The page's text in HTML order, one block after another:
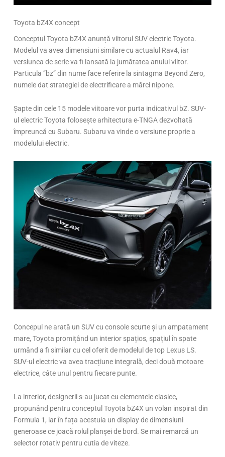
Toyota bZ4X concept
Conceptul Toyota bZ4X anunță viitorul SUV electric Toyota.
Modelul va avea dimensiuni similare cu actualul Rav4, iar
versiunea de serie va fi lansată la jumătatea anului viitor.
Particula ”bz” din nume face referire la sintagma Beyond Zero,
numele dat strategiei de electrificare a mărci nipone.
Șapte din cele 15 modele viitoare vor purta indicativul bZ. SUV-
ul electric Toyota folosește arhitectura e-TNGA dezvoltată
împreuncă cu Subaru. Subaru va vinde o versiune proprie a
modelului electric.
Concepul ne arată un SUV cu console scurte și un ampatament
mare, Toyota promițând un interior spațios, spațiul în spate
urmând a fi similar cu cel oferit de modelul de top Lexus LS.
SUV-ul electric va avea tracțiune integrală, deci două motoare
electrice, câte unul pentru fiecare punte.
La interior, designerii s-au jucat cu elementele clasice,
propunând pentru conceptul Toyota bZ4X un volan inspirat din
Formula 1, iar în fața acestuia un display de dimensiuni
generoase ce joacă rolul planșei de bord. Se mai remarcă un
selector rotativ pentru cutia de viteze.